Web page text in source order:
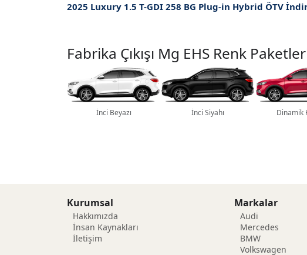
Fabrika Çıkışı Mg EHS Renk
İnci Beyazı İnci Siyahı Dinamik
Kurumsal
Hakkımızda
İnsan Kaynakları
İletişim
Markalar
Audi
Mercedes
BMW
Volkswagen